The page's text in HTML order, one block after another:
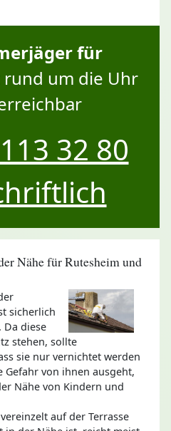
für
rund um die Uhr
32 80
Nähe für Rutesheim und
sicherlich
Da diese
stehen, sollte
sie nur vernichtet werden
von ihnen ausgeht,
Nähe von Kindern und
auf der Terrasse